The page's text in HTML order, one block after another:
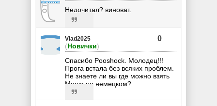
Недочитал? виноват.
Vlad2025
(Новички)
0
Спасибо Рooshock. Молодец!!!
Прога встала без всяких проблем.
Не знаете ли вы где можно взять
Меню на немецком?